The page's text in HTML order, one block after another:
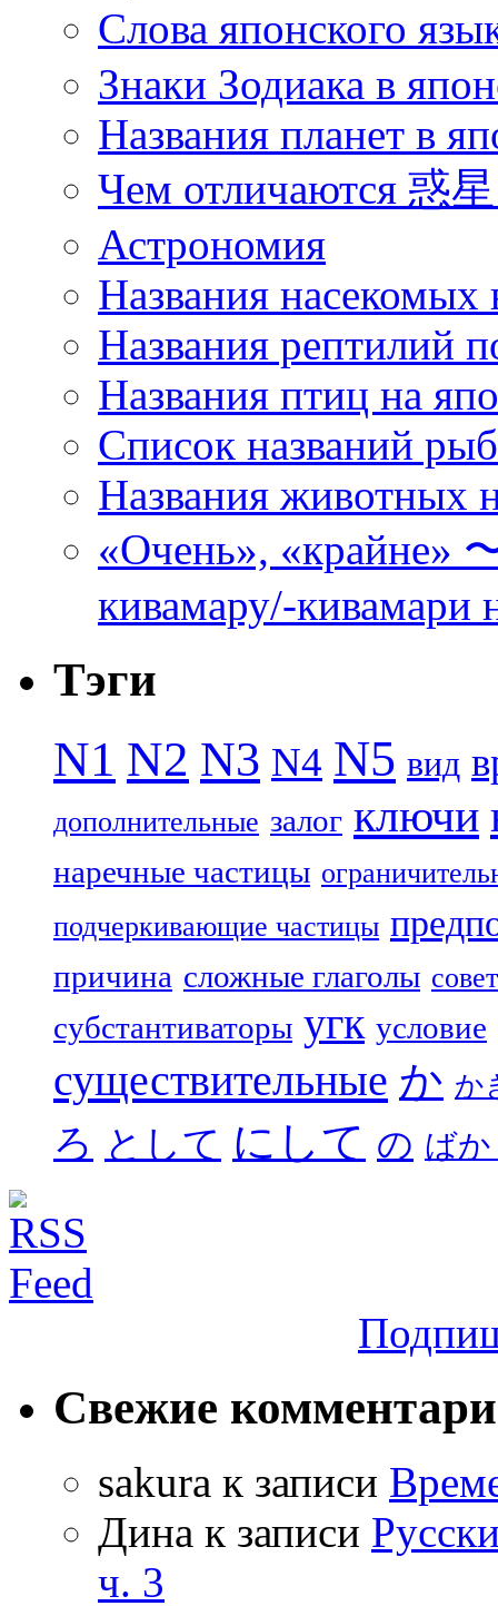
Слова японского
Знаки Зодиака в
Названия планет в
Чем отличаются 惑
Астрономия
Названия насекомых
Названия рептилий
Названия птиц на
Список названий
Названия животных
«Очень», «крайне»
кивамару/-кивамари
Тэги
N1 N2 N3 N4 N5 вид
дополнительные залог ключи
наречные частицы
подчеркивающие частицы
причина сложные глаголы совет
субстантиваторы угк условие
существительные か か
ろ として にして の ば
Свежие
sakura к записи
Дина к записи
ч. 3